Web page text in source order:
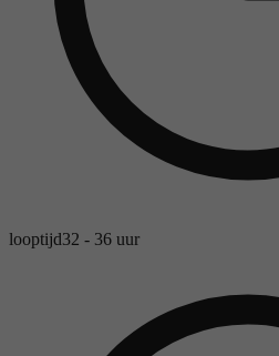
looptijd32 - 36 uur